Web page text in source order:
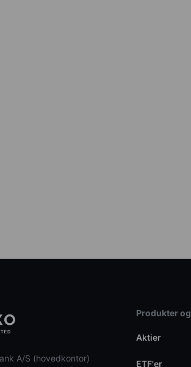
A/S (hovedkontor)
Produkter
Aktier
ETF'er